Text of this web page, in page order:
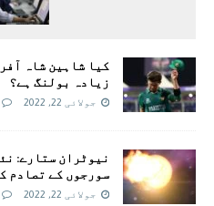
کیا شاہین شاہ
زیادہ بولنگ ہے؟
جولائی 22, 2022
نیوٹران ستارے:
سورجوں کے تصادم
جولائی 22, 2022